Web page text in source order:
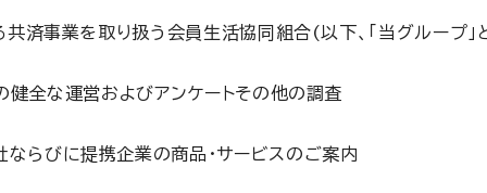
事業を取り扱う会員生活協同組合(以下、「当グループ
健全な運営およびアンケートその他の調査
らびに提携企業の商品・サービスのご案内